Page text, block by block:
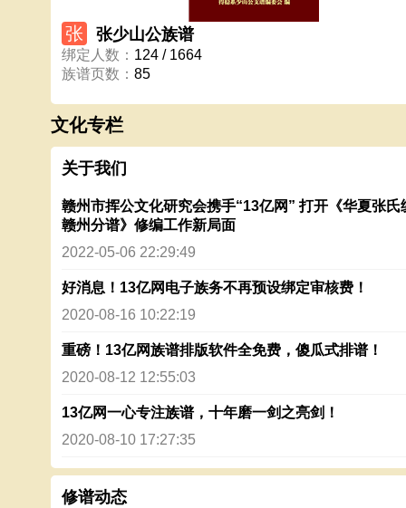
张 张少山公族谱
绑定人数 ： 124 / 1664
族谱页数 ： 85
文化专栏
关于我们
赣州市挥公文化研究会携手“13亿网” 打开《华夏张氏
赣州分谱》修编工作新局面
2022-05-06 22:29:49
好消息！13亿网电子族务不再预设绑定审核费！
2020-08-16 10:22:19
重磅！13亿网族谱排版软件全免费，傻瓜式排谱！
2020-08-12 12:55:03
13亿网一心专注族谱，十年磨一剑之亮剑！
2020-08-10 17:27:35
修谱动态